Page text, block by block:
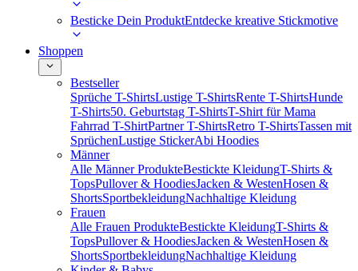
Besticke Dein ProduktEntdecke kreative Stickmotive
Shoppen
Bestseller
Sprüche T-ShirtsLustige T-ShirtsRente T-ShirtsHunde
T-Shirts50. Geburtstag T-ShirtsT-Shirt für Mama
Fahrrad T-ShirtPartner T-ShirtsRetro T-ShirtsTassen mit
SprüchenLustige StickerAbi Hoodies
Männer
Alle Männer ProdukteBestickte KleidungT-Shirts &
TopsPullover & HoodiesJacken & WestenHosen &
ShortsSportbekleidungNachhaltige Kleidung
Frauen
Alle Frauen ProdukteBestickte KleidungT-Shirts &
TopsPullover & HoodiesJacken & WestenHosen &
ShortsSportbekleidungNachhaltige Kleidung